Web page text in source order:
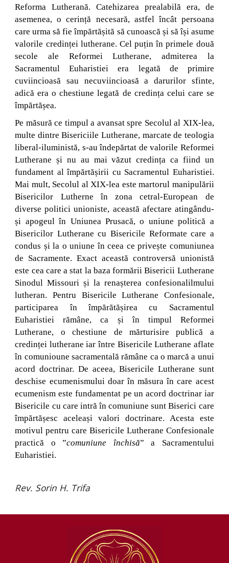
Reforma Lutherană. Catehizarea prealabilă era, de
asemenea, o cerință necesară, astfel încât persoana
care urma să fie împărtășită să cunoască și să își asume
valorile credinței lutherane. Cel puțin în primele două
secole ale Reformei Lutherane, admiterea la
Sacramentul Euharistiei era legată de primire
cuviincioasă sau necuviincioasă a darurilor sfinte,
adică era o chestiune legată de credința celui care se
împărtășea.
Pe măsură ce timpul a avansat spre Secolul al XIX-lea,
multe dintre Bisericiile Lutherane, marcate de teologia
liberal-iluministă, s-au îndepărtat de valorile Reformei
Lutherane și nu au mai văzut credința ca fiind un
fundament al împărtășirii cu Sacramentul Euharistiei.
Mai mult, Secolul al XIX-lea este martorul manipulării
Bisericilor Lutherne în zona cetral-European de
diverse politici unioniste, această afectare atingându-
și apogeul în Uniunea Prusacă, o uniune politică a
Bisericilor Lutherane cu Bisericile Reformate care a
condus și la o uniune în ceea ce privește comuniunea
de Sacramente. Exact această controversă unionistă
este cea care a stat la baza formării Bisericii Lutherane
Sinodul Missouri și la renașterea confesionalilmului
lutheran. Pentru Bisericile Lutherane Confesionale,
participarea în împărătășirea cu Sacramentul
Euharistiei rămâne, ca și în timpul Reformei
Lutherane, o chestiune de mărturisire publică a
credinței lutherane iar între Bisericile Lutherane aflate
în comunioune sacramentală rămâne ca o marcă a unui
acord doctrinar. De aceea, Bisericile Lutherane sunt
deschise ecumenismului doar în măsura în care acest
ecumenism este fundamentat pe un acord doctrinar iar
Bisericile cu care intră în comuniune sunt Biserici care
împărtășesc aceleași valori doctrinare. Acesta este
motivul pentru care Bisericile Lutherane Confesionale
practică o ”comuniune închisă” a Sacramentului
Euharistiei.
Rev. Sorin H. Trifa